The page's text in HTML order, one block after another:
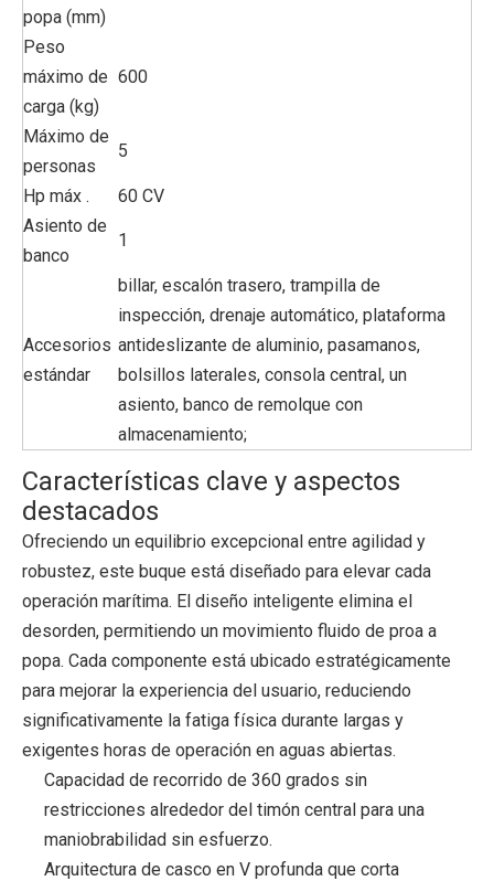
popa (mm)
Peso
máximo de
carga (kg)
600
Máximo de
personas
5
Hp máx .
60 CV
Asiento de
banco
1
Accesorios
estándar
billar, escalón trasero, trampilla de
inspección, drenaje automático, plataforma
antideslizante de aluminio, pasamanos,
bolsillos laterales, consola central, un
asiento, banco de remolque con
almacenamiento;
Características clave y aspectos
destacados
Ofreciendo un equilibrio excepcional entre agilidad y
robustez, este buque está diseñado para elevar cada
operación marítima. El diseño inteligente elimina el
desorden, permitiendo un movimiento fluido de proa a
popa. Cada componente está ubicado estratégicamente
para mejorar la experiencia del usuario, reduciendo
significativamente la fatiga física durante largas y
exigentes horas de operación en aguas abiertas.
Capacidad de recorrido de 360 ​​grados sin
restricciones alrededor del timón central para una
maniobrabilidad sin esfuerzo.
Arquitectura de casco en V profunda que corta